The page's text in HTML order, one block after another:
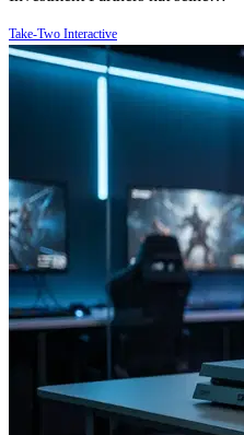
Take-Two Interactive